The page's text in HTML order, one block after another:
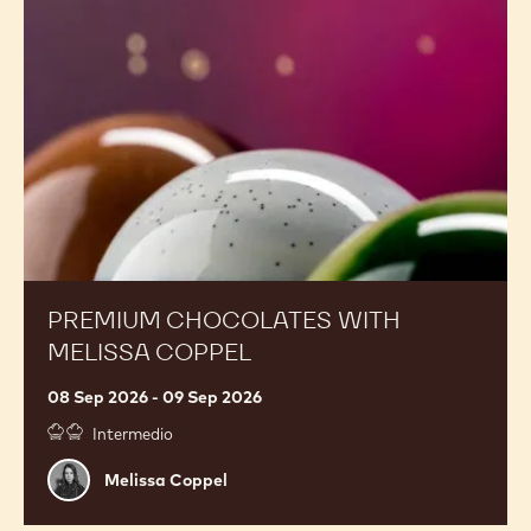
PREMIUM CHOCOLATES WITH
MELISSA COPPEL
08 Sep 2026 - 09 Sep 2026
Intermedio
Melissa
Coppel
Melissa Coppel